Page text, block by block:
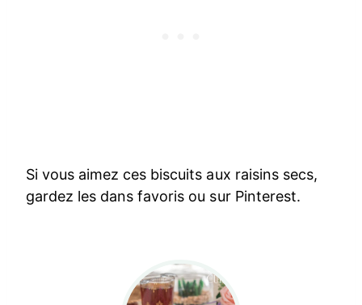
Si vous aimez ces biscuits aux raisins secs,
gardez les dans favoris ou sur Pinterest.